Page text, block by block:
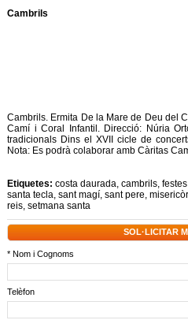
Cambrils
Cambrils. Ermita De la Mare de Deu del
Camí i Coral Infantil. Direcció: Núria
tradicionals Dins el XVII cicle de
Nota: Es podrà colaborar amb Càritas
Etiquetes: costa daurada, cambrils,
santa tecla, sant magí, sant pere,
reis, setmana santa
SOL·LICITAR
* Nom i Cognoms
Telèfon